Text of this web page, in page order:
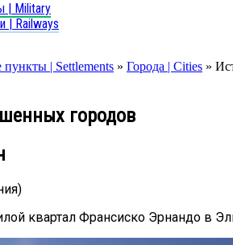
| Military
| Railways
| Settlements » Города | Cities »
городов
квартал Франсиско Эрнандо в